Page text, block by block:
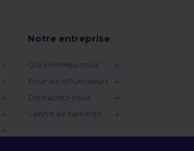
Notre entreprise
Qui sommes-nous
Pour les influenceurs
Contactez-nous
Centre de carrières